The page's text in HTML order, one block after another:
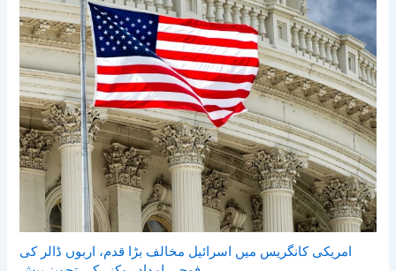
امریکی کانگریس میں اسرائیل مخالف بڑا قدم، اربوں ڈالر کی